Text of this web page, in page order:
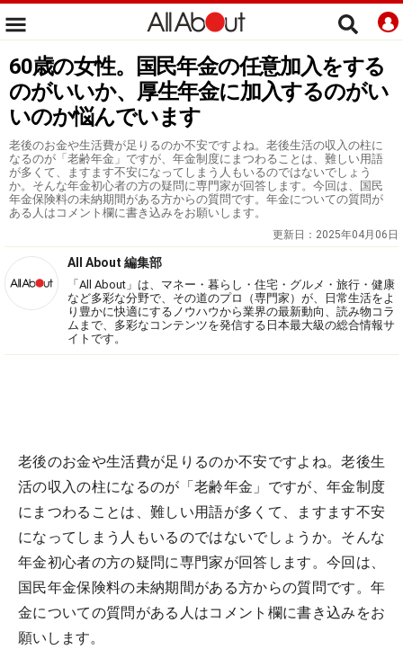
60歳の女性。国民年金の任意加入をする
のがいいか、厚生年金に加入するのがい
いのか悩んでいます
老後のお金や生活費が足りるのか不安ですよね。老後生活の収入の柱に
なるのが「老齢年金」ですが、年金制度にまつわることは、難しい用語
が多くて、ますます不安になってしまう人もいるのではないでしょう
か。そんな年金初心者の方の疑問に専門家が回答します。今回は、国民
年金保険料の未納期間がある方からの質問です。年金についての質問が
ある人はコメント欄に書き込みをお願いします。
更新日： 2025年04月06日
All About 編集部
「All About」は、マネー・暮らし・住宅・グルメ・旅行・健康
など多彩な分野で、その道のプロ（専門家）が、日常生活をよ
り豊かに快適にするノウハウから業界の最新動向、読み物コラ
ムまで、多彩なコンテンツを発信する日本最大級の総合情報サ
イトです。
老後のお金や生活費が足りるのか不安ですよね。老後生
活の収入の柱になるのが「老齢年金」ですが、年金制度
にまつわることは、難しい用語が多くて、ますます不安
になってしまう人もいるのではないでしょうか。そんな
年金初心者の方の疑問に専門家が回答します。今回は、
国民年金保険料の未納期間がある方からの質問です。年
金についての質問がある人はコメント欄に書き込みをお
願いします。